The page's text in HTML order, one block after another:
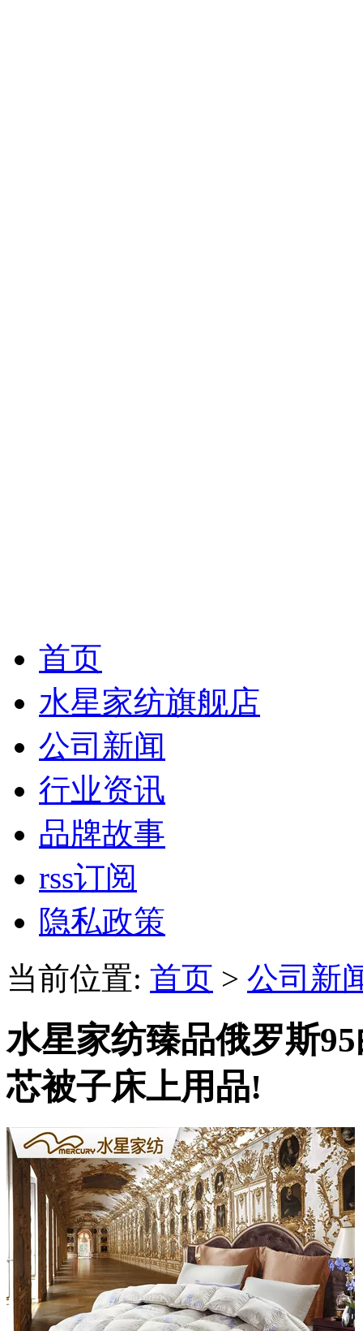
首页
水星家纺旗舰店
公司新闻
行业资讯
品牌故事
rss订阅
隐私政策
当前位置: 首页 > 公司新
水星家纺臻品俄罗斯
芯被子床上用品!